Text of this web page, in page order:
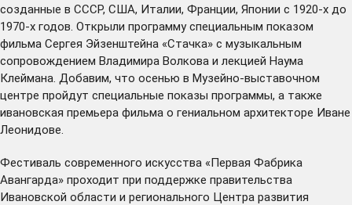
созданные в СССР, США, Италии, Франции, Японии с 1920-х до
1970-х годов. Открыли программу специальным показом
фильма Сергея Эйзенштейна «Стачка» с музыкальным
сопровождением Владимира Волкова и лекцией Наума
Клеймана. Добавим, что осенью в Музейно-выставочном
центре пройдут специальные показы программы, а также
ивановская премьера фильма о гениальном архитекторе Иване
Леонидове.
Фестиваль современного искусства «Первая Фабрика
Авангарда» проходит при поддержке правительства
Ивановской области и регионального Центра развития